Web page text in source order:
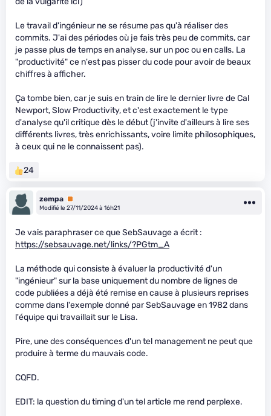
Le travail d'ingénieur ne se résume pas qu'à réaliser des
commits. J'ai des périodes où je fais très peu de commits, car
je passe plus de temps en analyse, sur un poc ou en calls. La
"productivité" ce n'est pas pisser du code pour avoir de beaux
chiffres à afficher.
Ça tombe bien, car je suis en train de lire le dernier livre de Cal
Newport, Slow Productivity, et c'est exactement le type
d'analyse qu'il critique dès le début (j'invite d'ailleurs à lire ses
différents livres, très enrichissants, voire limite philosophiques,
à ceux qui ne le connaissent pas).
24
zempa Premium
Modifié le 27/11/2024 à 16h21
Je vais paraphraser ce que SebSauvage a écrit :
https://sebsauvage.net/links/?PGtm_A
La méthode qui consiste à évaluer la productivité d'un
"ingénieur" sur la base uniquement du nombre de lignes de
code publiées a déjà été remise en cause à plusieurs reprises
comme dans l'exemple donné par SebSauvage en 1982 dans
l'équipe qui travaillait sur le Lisa.
Pire, une des conséquences d'un tel management ne peut que
produire à terme du mauvais code.
CQFD.
EDIT: la question du timing d'un tel article me rend perplexe.